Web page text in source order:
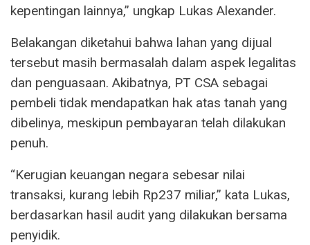
kepentingan lainnya,” ungkap Lukas Alexander.
Belakangan diketahui bahwa lahan yang dijual
tersebut masih bermasalah dalam aspek legalitas
dan penguasaan. Akibatnya, PT CSA sebagai
pembeli tidak mendapatkan hak atas tanah yang
dibelinya, meskipun pembayaran telah dilakukan
penuh.
“Kerugian keuangan negara sebesar nilai
transaksi, kurang lebih Rp237 miliar,” kata Lukas,
berdasarkan hasil audit yang dilakukan bersama
penyidik.